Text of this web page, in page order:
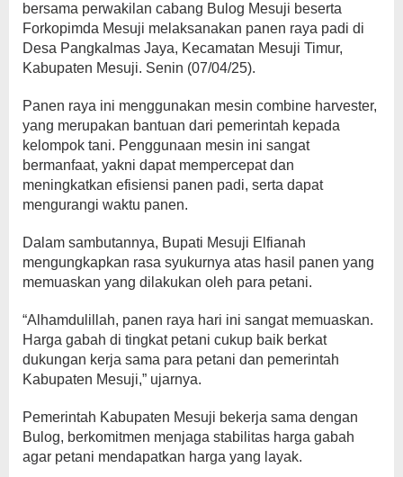
bersama perwakilan cabang Bulog Mesuji beserta
Forkopimda Mesuji melaksanakan panen raya padi di
Desa Pangkalmas Jaya, Kecamatan Mesuji Timur,
Kabupaten Mesuji. Senin (07/04/25).
Panen raya ini menggunakan mesin combine harvester,
yang merupakan bantuan dari pemerintah kepada
kelompok tani. Penggunaan mesin ini sangat
bermanfaat, yakni dapat mempercepat dan
meningkatkan efisiensi panen padi, serta dapat
mengurangi waktu panen.
Dalam sambutannya, Bupati Mesuji Elfianah
mengungkapkan rasa syukurnya atas hasil panen yang
memuaskan yang dilakukan oleh para petani.
“Alhamdulillah, panen raya hari ini sangat memuaskan.
Harga gabah di tingkat petani cukup baik berkat
dukungan kerja sama para petani dan pemerintah
Kabupaten Mesuji,” ujarnya.
Pemerintah Kabupaten Mesuji bekerja sama dengan
Bulog, berkomitmen menjaga stabilitas harga gabah
agar petani mendapatkan harga yang layak.